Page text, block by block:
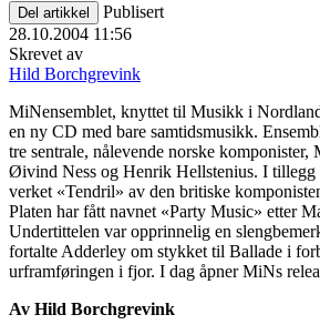
Del artikkel
Publisert
28.10.2004 11:56
Skrevet av
Hild Borchgrevink
MiNensemblet, knyttet til Musikk i
en ny CD med bare samtidsmusikk.
tre sentrale, nålevende norske komponister,
Øivind Ness og Henrik Hellstenius. I tillegg
verket «Tendril» av den britiske
Platen har fått navnet «Party Music» etter
Undertittelen var opprinnelig en
fortalte Adderley om stykket til Ballade i
urframføringen i fjor. I dag åpner MiNs
Av Hild Borchgrevink